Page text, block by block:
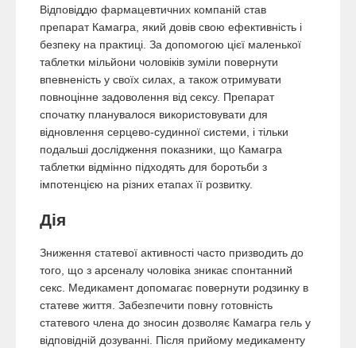
Відповіддю фармацевтичних компаній став
препарат Камагра, який довів свою ефективність і
безпеку на практиці. За допомогою цієї маленької
таблетки мільйони чоловіків зуміли повернути
впевненість у своїх силах, а також отримувати
повноцінне задоволення від сексу. Препарат
спочатку планувалося використовувати для
відновлення серцево-судинної системи, і тільки
подальші дослідження показники, що Камагра
таблетки відмінно підходять для боротьби з
імпотенцією на різних етапах її розвитку.
Дія
Зниження статевої активності часто призводить до
того, що з арсеналу чоловіка зникає спонтанний
секс. Медикамент допомагає повернути родзинку в
статеве життя. Забезпечити повну готовність
статевого члена до зносин дозволяє Камагра гель у
відповідній дозуванні. Після прийому медикаменту